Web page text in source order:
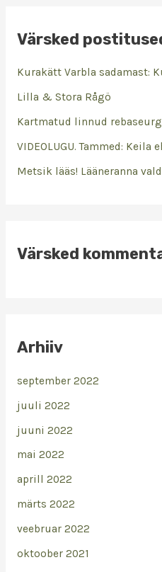
c
r
:
Värsked
Kurakätt Varbla sadamast:
Lilla & Stora Rågö
Kartmatud linnud
VIDEOLUGU. Tammed: Keila
Metsik lääs! Lääneranna
Värsked
Arhiiv
september 2022
juuli 2022
juuni 2022
mai 2022
aprill 2022
märts 2022
veebruar 2022
oktoober 2021